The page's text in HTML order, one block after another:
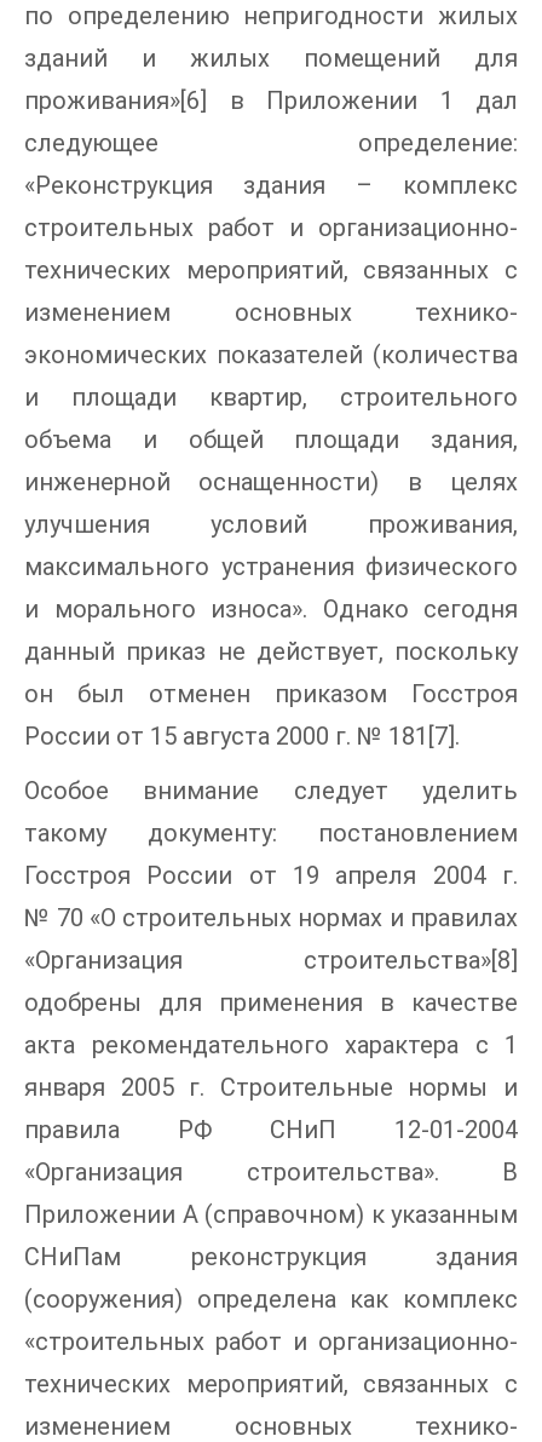
по определению непригодности жилых
зданий и жилых помещений для
проживания»[6] в Приложении 1 дал
следующее определение:
«Реконструкция здания – комплекс
строительных работ и организационно-
технических мероприятий, связанных с
изменением основных технико-
экономических показателей (количества
и площади квартир, строительного
объема и общей площади здания,
инженерной оснащенности) в целях
улучшения условий проживания,
максимального устранения физического
и морального износа». Однако сегодня
данный приказ не действует, поскольку
он был отменен приказом Госстроя
России от 15 августа 2000 г. № 181[7].
Особое внимание следует уделить
такому документу: постановлением
Госстроя России от 19 апреля 2004 г.
№ 70 «О строительных нормах и правилах
«Организация строительства»[8]
одобрены для применения в качестве
акта рекомендательного характера с 1
января 2005 г. Строительные нормы и
правила РФ СНиП 12-01-2004
«Организация строительства». В
Приложении А (справочном) к указанным
СНиПам реконструкция здания
(сооружения) определена как комплекс
«строительных работ и организационно-
технических мероприятий, связанных с
изменением основных технико-